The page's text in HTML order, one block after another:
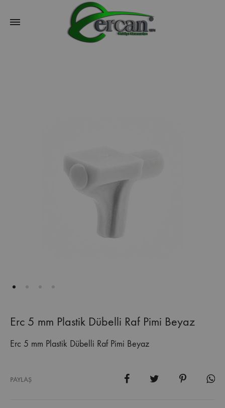
Erc 5 mm Plastik Dübelli Raf Pimi Beyaz
Erc 5 mm Plastik Dübelli Raf Pimi Beyaz
PAYLAŞ